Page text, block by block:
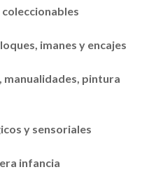
coleccionables
imanes y encajes
pintura
y sensoriales
infancia